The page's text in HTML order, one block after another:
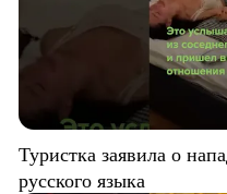
Туристка заявила о
русского языка